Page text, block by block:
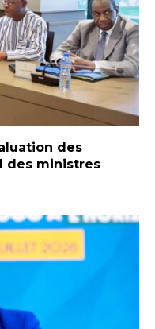
des
des ministres